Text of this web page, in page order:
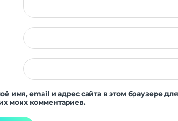
имя, email и адрес сайта в этом браузере для
моих комментариев.